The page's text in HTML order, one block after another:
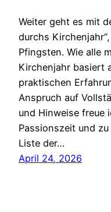
Weiter geht es mit
durchs
Pfingsten. Wie alle
Kirchenjahr basiert
praktischen
Anspruch auf
und Hinweise freue
Passionszeit und
Liste der…
April 24, 2026